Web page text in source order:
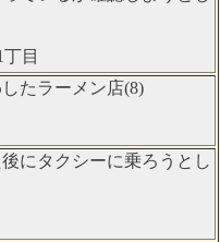
目
たラーメン店(8)
にタクシーに乗ろうとし